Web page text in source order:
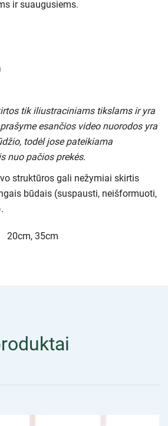
ir suaugusiems.
tik iliustraciniams tikslams ir yra
esančios video nuorodos yra
todėl jose pateikiama
nuo pačios prekės.
struktūros gali nežymiai skirtis
būdais (suspausti, neišformuoti,
20cm, 35cm